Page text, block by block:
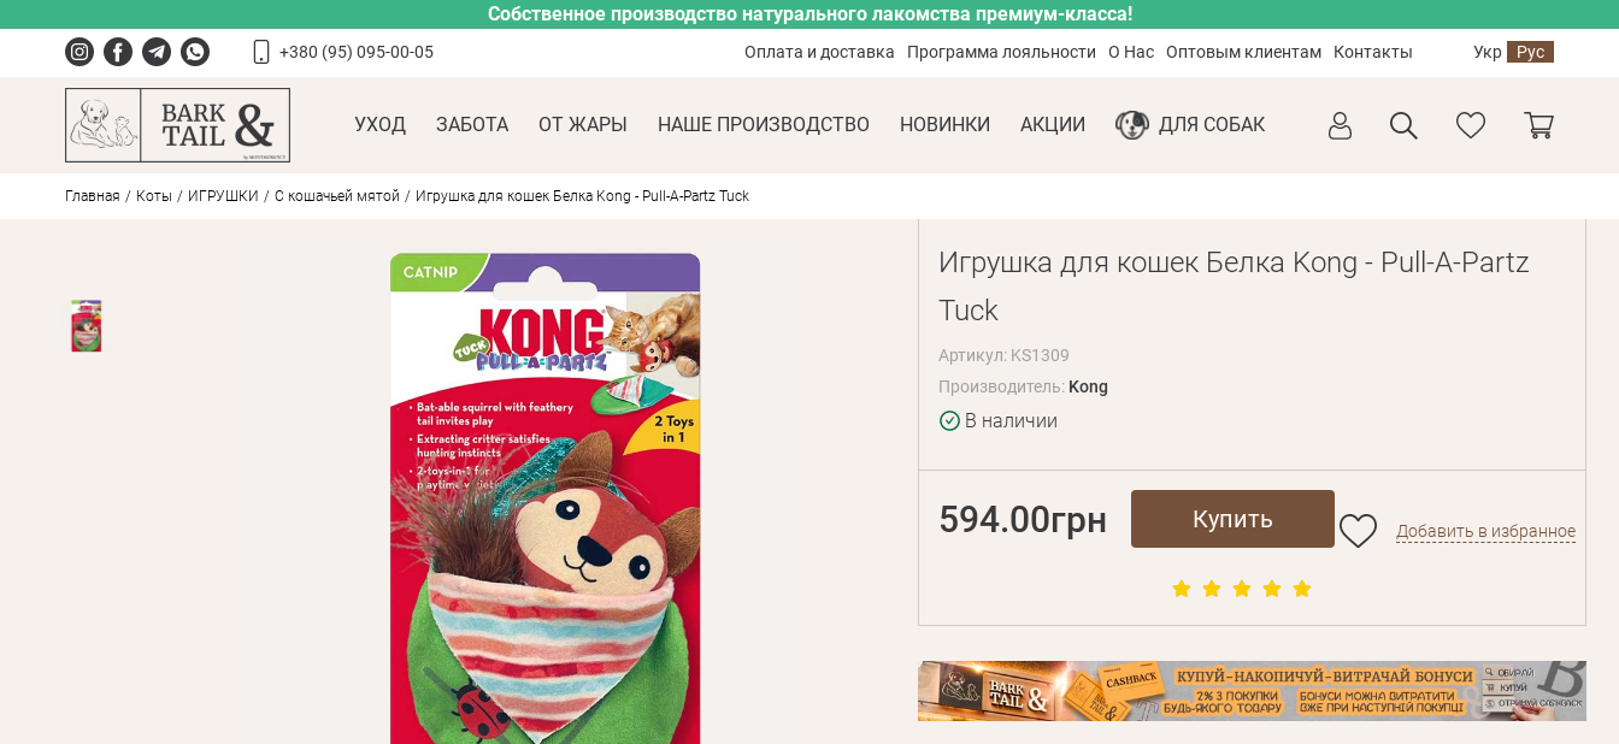
Собственное производство натурального лакомства премиум-класса!
+380 (95) 095-00-05 Оплата и доставка Программа лояльности О Нас Оптовым клиентам Контакты Укр Рус
УХОД ЗАБОТА ОТ ЖАРЫ НАШЕ ПРОИЗВОДСТВО НОВИНКИ АКЦИИ ДЛЯ СОБАК
Главная Коты ИГРУШКИ С кошачьей мятой Игрушка для кошек Белка Kong - Pull-A-Partz Tuck
Игрушка для кошек Белка Kong - Pull-A-Partz
Tuck
Артикул: KS1309
Производитель: Kong
В наличии
594.00грн Купить Добавить в избранное